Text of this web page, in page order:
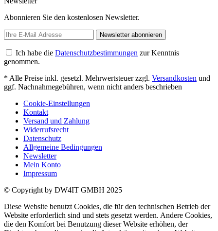
Abonnieren Sie den kostenlosen Newsletter.
Newsletter abonnieren
Ich habe die Datenschutzbestimmungen zur Kenntnis
genommen.
* Alle Preise inkl. gesetzl. Mehrwertsteuer zzgl. Versandkosten und
ggf. Nachnahmegebühren, wenn nicht anders beschrieben
Cookie-Einstellungen
Kontakt
Versand und Zahlung
Widerrufsrecht
Datenschutz
Allgemeine Bedingungen
Newsletter
Mein Konto
Impressum
© Copyright by DW4IT GMBH 2025
Diese Website benutzt Cookies, die für den technischen Betrieb der
Website erforderlich sind und stets gesetzt werden. Andere Cookies,
die den Komfort bei Benutzung dieser Website erhöhen, der